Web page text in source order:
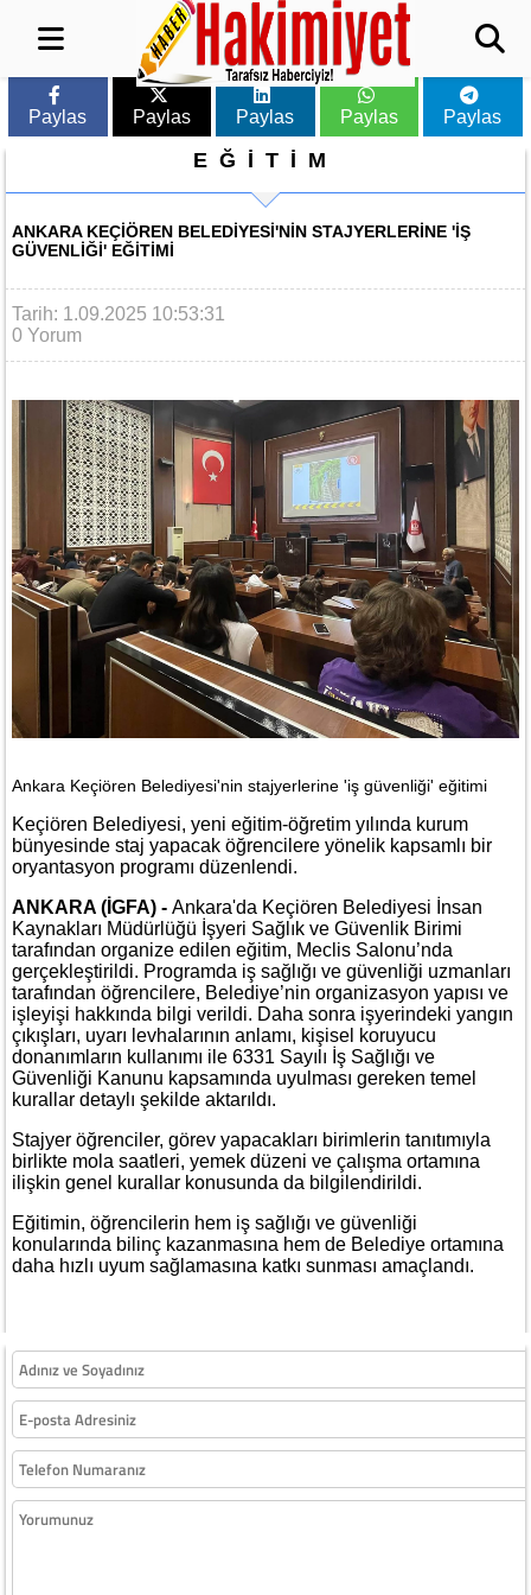
Paylas Paylas Paylas Paylas Paylas
EĞİTİM
ANKARA KEÇIÖREN BELEDIYESI'NIN STAJYERLERINE 'IŞ
GÜVENLIĞI' EĞITIMI
Tarih: 1.09.2025 10:53:31
0 Yorum
Ankara Keçiören Belediyesi'nin stajyerlerine 'iş güvenliği' eğitimi
Keçiören Belediyesi, yeni eğitim-öğretim yılında kurum
bünyesinde staj yapacak öğrencilere yönelik kapsamlı bir
oryantasyon programı düzenlendi.
ANKARA (İGFA) - Ankara'da Keçiören Belediyesi İnsan
Kaynakları Müdürlüğü İşyeri Sağlık ve Güvenlik Birimi
tarafından organize edilen eğitim, Meclis Salonu’nda
gerçekleştirildi. Programda iş sağlığı ve güvenliği uzmanları
tarafından öğrencilere, Belediye’nin organizasyon yapısı ve
işleyişi hakkında bilgi verildi. Daha sonra işyerindeki yangın
çıkışları, uyarı levhalarının anlamı, kişisel koruyucu
donanımların kullanımı ile 6331 Sayılı İş Sağlığı ve
Güvenliği Kanunu kapsamında uyulması gereken temel
kurallar detaylı şekilde aktarıldı.
Stajyer öğrenciler, görev yapacakları birimlerin tanıtımıyla
birlikte mola saatleri, yemek düzeni ve çalışma ortamına
ilişkin genel kurallar konusunda da bilgilendirildi.
Eğitimin, öğrencilerin hem iş sağlığı ve güvenliği
konularında bilinç kazanmasına hem de Belediye ortamına
daha hızlı uyum sağlamasına katkı sunması amaçlandı.